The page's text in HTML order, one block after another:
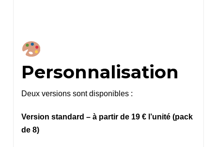
Personnalisation
Deux versions sont disponibles :
Version standard – à partir de 19 € l’unité (pack
de 8)